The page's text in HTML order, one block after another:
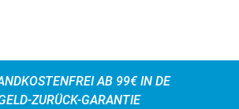
AB 99€ IN DE
ZURÜCK-GARANTIE